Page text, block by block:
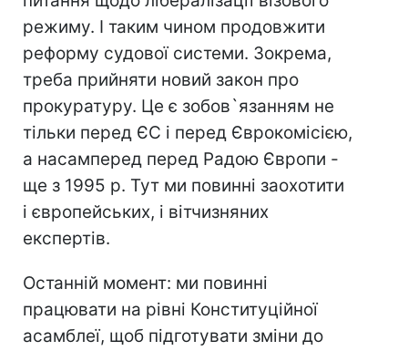
режиму. І таким чином продовжити
реформу судової системи. Зокрема,
треба прийняти новий закон про
прокуратуру. Це є зобов`язанням не
тільки перед ЄС і перед Єврокомісією,
а насамперед перед Радою Європи -
ще з 1995 р. Тут ми повинні заохотити
і європейських, і вітчизняних
експертів.
Останній момент: ми повинні
працювати на рівні Конституційної
асамблеї, щоб підготувати зміни до